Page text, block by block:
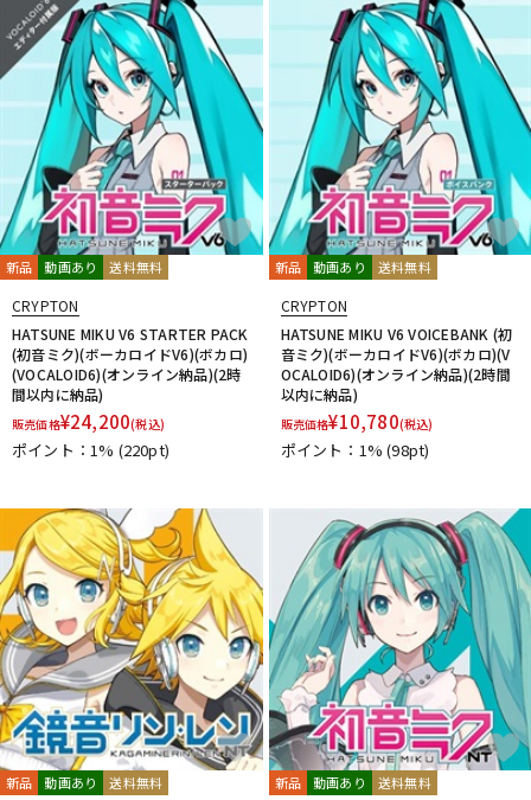
ドラム パーカッション
キーボード 電子ピアノ
管楽器 その他楽器
アンプ エフェクター
DJ機器 DTM
配信/ライブ機器 楽器アクセサリ
中古 ヴィンテージ
新品 動画あり 送料無料
CRYPTON
HATSUNE MIKU V6 STARTER PACK
(初音ミク)(ボーカロイドV6)(ボカロ)
(VOCALOID6)(オンライン納品)(2時
間以内に納品)
販売価格¥24,200(税込)
ポイント：1% (220pt)
新品 動画あり 送料無料
CRYPTON
HATSUNE MIKU V6 VOICEBANK (初
音ミク)(ボーカロイドV6)(ボカロ)(V
OCALOID6)(オンライン納品)(2時間
以内に納品)
販売価格¥10,780(税込)
ポイント：1%(98pt)
新品 動画あり 送料無料 新品 動画あり 送料無料